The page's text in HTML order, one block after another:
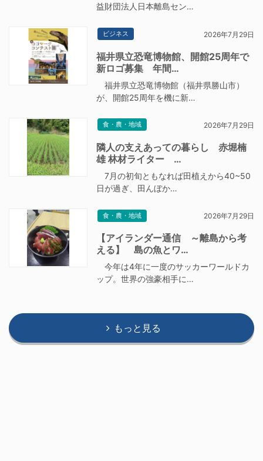
益財団法人日本離島セン…
ビジネス 2026年7月29日
福井県立恐竜博物館、開館25周年で
新ロゴ募集 年間…
福井県立恐竜博物館（福井県勝山市）
が、開館25周年を機に新…
食・農・地域 2026年7月29日
隣人の支えあっての暮らし 赤堀楠
雄 林材ライター …
7月の初旬ともなれば田植えから40~50
日が過ぎ、田んぼか…
食・農・地域 2026年7月29日
【アイランダー通信 ～離島から考
える】 島の魚とワ…
今年は4年に一度のサッカーワールドカ
ップ。世界の強豪相手に…
もっと見る